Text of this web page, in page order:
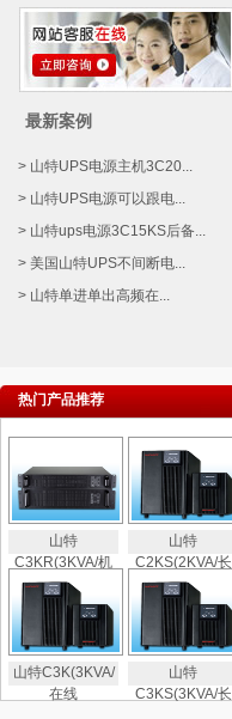
最新案例
> 山特UPS电源主机3C20...
> 山特UPS电源可以跟电...
> 山特ups电源3C15KS后备...
> 美国山特UPS不间断电...
> 山特单进单出高频在...
热门产品推荐
山特
C3KR(3KVA/机
山特
C2KS(2KVA/长
山特C3K(3KVA/
在线
山特
C3KS(3KVA/长